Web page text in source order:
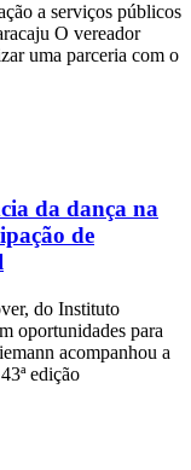
a serviços públicos
O vereador
uma parceria com o
da dança na
de
do Instituto
oportunidades para
acompanhou a
edição